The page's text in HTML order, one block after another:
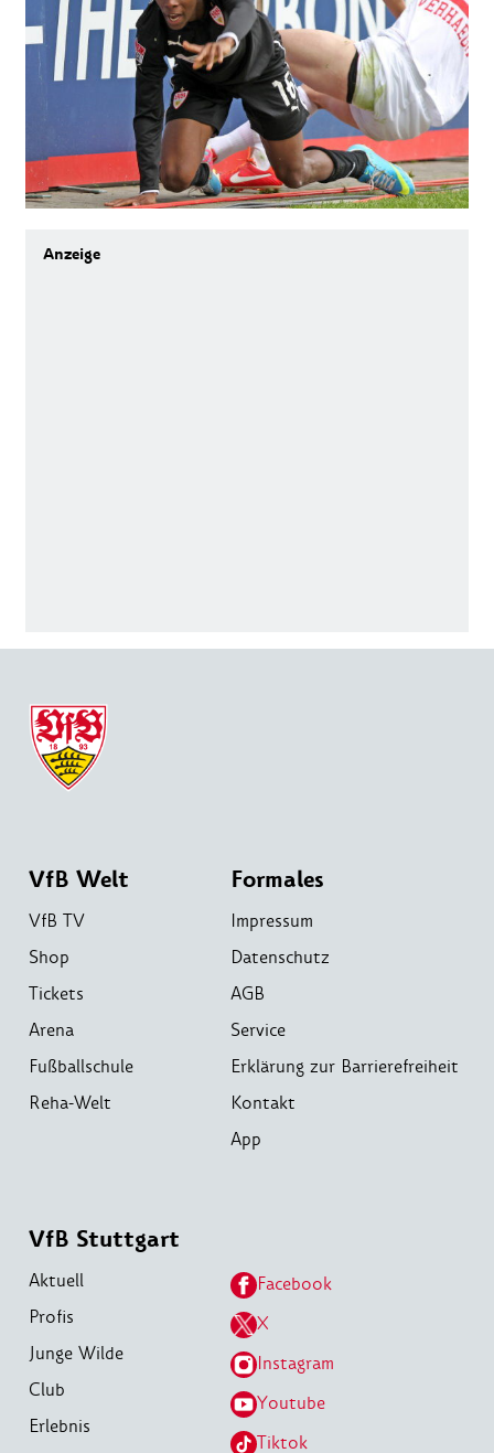
VfB Welt
VfB TV
Shop
Tickets
Arena
Fußballschule
Reha-Welt
Formales
Impressum
Datenschutz
AGB
Service
Erklärung zur Barrierefreiheit
Kontakt
App
VfB Stuttgart
Aktuell
Profis
Junge Wilde
Club
Erlebnis
Facebook
X
Instagram
Youtube
Tiktok